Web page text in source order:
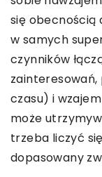
się obecnością
w samych
czynników
czasu) i
może
trzeba liczyć
dopasowany